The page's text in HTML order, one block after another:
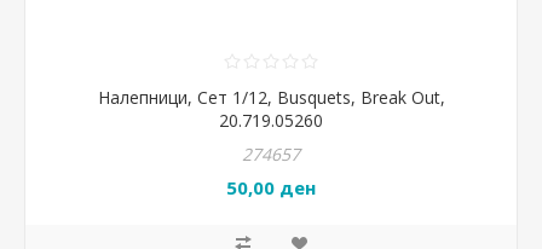
Налепници, Сет 1/12, Busquets, Break Out,
20.719.05260
274657
50,00 ден